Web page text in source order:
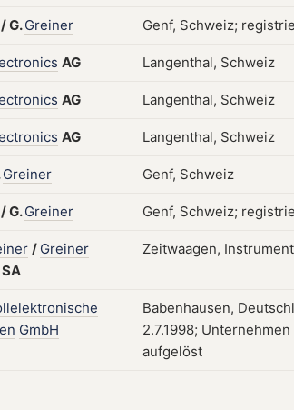
/G.Greiner Genf, Schweiz;
AG Langenthal, Schweiz
AG Langenthal, Schweiz
AG Langenthal, Schweiz
Greiner Genf, Schweiz
/G.Greiner Genf, Schweiz;
/ Greiner
SA
Zeitwaagen,
GmbH
Babenhausen,
2.7.1998;
aufgelöst